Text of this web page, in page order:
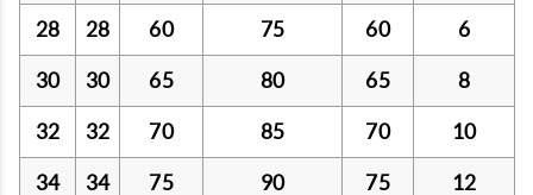
28 28 60 75 60 6
30 30 65 80 65 8
32 32 70 85 70 10
34 34 75 90 75 12